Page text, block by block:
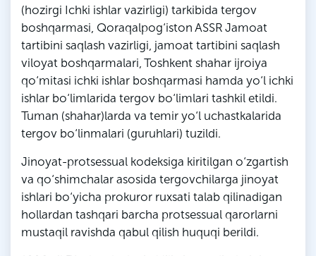
(hozirgi Ichki ishlar vazirligi) tarkibida tergov
boshqarmasi, Qoraqalpog‘iston ASSR Jamoat
tartibini saqlash vazirligi, jamoat tartibini saqlash
viloyat boshqarmalari, Toshkent shahar ijroiya
qo‘mitasi ichki ishlar boshqarmasi hamda yo‘l ichki
ishlar bo‘limlarida tergov bo‘limlari tashkil etildi.
Tuman (shahar)larda va temir yo‘l uchastkalarida
tergov bo‘linmalari (guruhlari) tuzildi.
Jinoyat-protsessual kodeksiga kiritilgan o‘zgartish
va qo‘shimchalar asosida tergovchilarga jinoyat
ishlari bo‘yicha prokuror ruxsati talab qilinadigan
hollardan tashqari barcha protsessual qarorlarni
mustaqil ravishda qabul qilish huquqi berildi.